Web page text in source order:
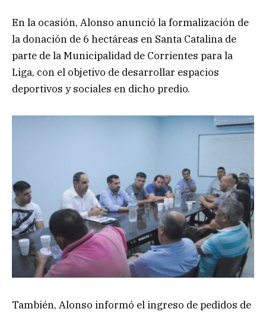
En la ocasión, Alonso anunció la formalización de
la donación de 6 hectáreas en Santa Catalina de
parte de la Municipalidad de Corrientes para la
Liga, con el objetivo de desarrollar espacios
deportivos y sociales en dicho predio.
También, Alonso informó el ingreso de pedidos de